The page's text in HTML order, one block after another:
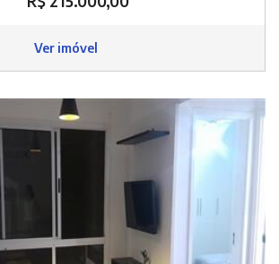
Ver imóvel